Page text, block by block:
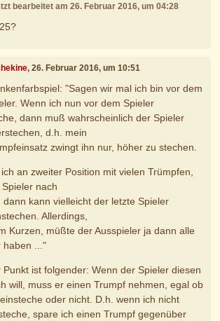
bearbeitet am 26. Februar 2016, um 04:28
, 26. Februar 2016, um 10:51
"Sagen wir mal ich bin vor dem
Wenn ich nun vor dem Spieler
dann muß wahrscheinlich der Spieler
d.h. mein
zwingt ihn nur, höher zu stechen.
ich an zweiter Position mit vielen Trümpfen,
nach
dann kann vielleicht der letzte Spieler
Allerdings,
Kurzen, müßte der Ausspieler ja dann alle
haben ..."
Punkt ist folgender: Wenn der Spieler diesen
will, muss er einen Trumpf nehmen, egal ob
oder nicht. D.h. wenn ich nicht
spare ich einen Trumpf gegenüber